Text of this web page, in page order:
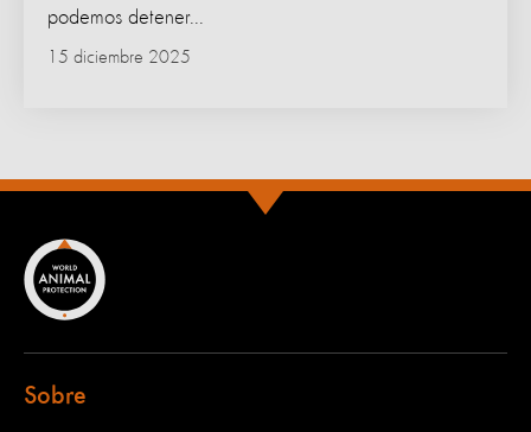
15 diciembre 2025
podemos detener...
Sobre